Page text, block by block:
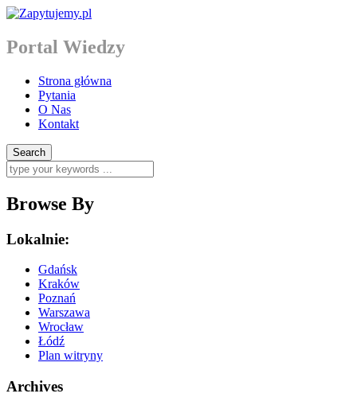
Portal Wiedzy
Strona główna
Pytania
O Nas
Kontakt
Browse By
Lokalnie:
Gdańsk
Kraków
Poznań
Warszawa
Wrocław
Łódź
Plan witryny
Archives